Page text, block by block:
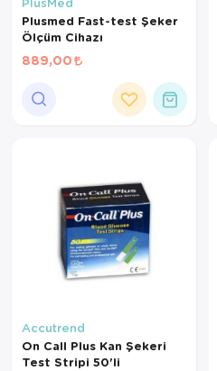
Hasta Bakım Ürünleri
Hasta Bakım Ürünleri
Hava nemlendirici
KIzilotesi isik
Kişisel Bakım ve Sağlık
Kişisel Bakım ve Sağlık
Ortopedi Ürünleri
Plusmed Fast-test Şeker
Ölçüm Cihazı
889,00
Accutrend
On Call Plus Kan Şekeri
Test Stripi 50'li